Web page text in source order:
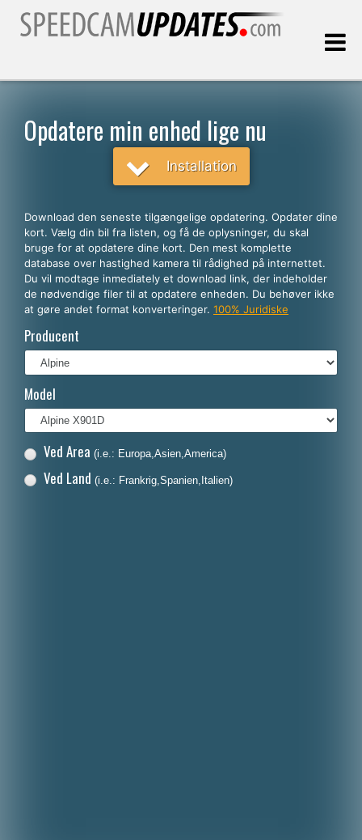
Dansk
English
Español
Deutsch
Italiano
Nederlands
Opdatere min enhed lige nu
Installation
Download den seneste tilgængelige opdatering. Opdater dine
kort. Vælg din bil fra listen, og få de oplysninger, du skal
bruge for at opdatere dine kort. Den mest komplette
database over hastighed kamera til rådighed på internettet.
Du vil modtage inmediately et download link, der indeholder
de nødvendige filer til at opdatere enheden. Du behøver ikke
at gøre andet format konverteringer. 100% Juridiske
Producent
Model
Ved Area (i.e.: Europa,Asien,America)
Ved Land (i.e.: Frankrig,Spanien,Italien)